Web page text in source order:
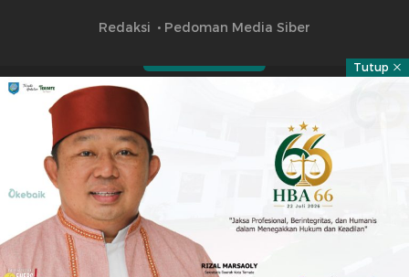
Redaksi Pedoman Media Siber
Copyright © 2023 okebai.id | All right reserved
Tutup